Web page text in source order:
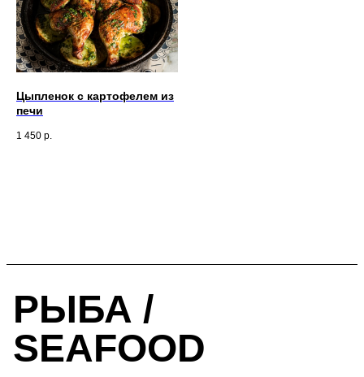
Цыпленок с картофелем из
печи
1 450 р.
РЫБА /
SEAFOOD